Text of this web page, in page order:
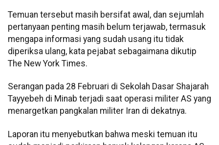
Temuan tersebut masih bersifat awal, dan sejumlah
pertanyaan penting masih belum terjawab, termasuk
mengapa informasi yang sudah usang itu tidak
diperiksa ulang, kata pejabat sebagaimana dikutip
The New York Times.
Serangan pada 28 Februari di Sekolah Dasar Shajarah
Tayyebeh di Minab terjadi saat operasi militer AS yang
menargetkan pangkalan militer Iran di dekatnya.
Laporan itu menyebutkan bahwa meski temuan itu